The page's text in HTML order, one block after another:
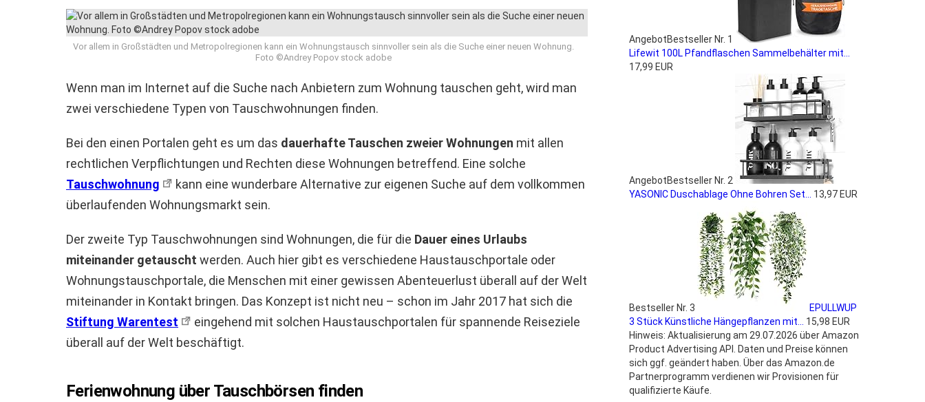
Vor allem in Großstädten und Metropolregionen kann ein Wohnungstausch sinnvoller sein als die Suche einer neuen Wohnung.
Foto ©Andrey Popov stock adobe
Wenn man im Internet auf die Suche nach Anbietern zum Wohnung tauschen geht, wird man
zwei verschiedene Typen von Tauschwohnungen finden.
Bei den einen Portalen geht es um das dauerhafte Tauschen zweier Wohnungen mit allen
rechtlichen Verpflichtungen und Rechten diese Wohnungen betreffend. Eine solche
Tauschwohnung
kann eine wunderbare Alternative zur eigenen Suche auf dem vollkommen
überlaufenden Wohnungsmarkt sein.
Der zweite Typ Tauschwohnungen sind Wohnungen, die für die Dauer eines Urlaubs
miteinander getauscht werden. Auch hier gibt es verschiedene Haustauschportale oder
Wohnungstauschportale, die Menschen mit einer gewissen Abenteuerlust überall auf der Welt
miteinander in Kontakt bringen. Das Konzept ist nicht neu – schon im Jahr 2017 hat sich die
Stiftung Warentest
eingehend mit solchen Haustauschportalen für spannende Reiseziele
überall auf der Welt beschäftigt.
Ferienwohnung über Tauschbörsen finden
AngebotBestseller Nr. 1
Lifewit 100L Pfandflaschen Sammelbehälter mit...
17,99 EUR
AngebotBestseller Nr. 2
YASONIC Duschablage Ohne Bohren Set...
13,97 EUR
Bestseller Nr. 3
EPULLWUP
3 Stück Künstliche Hängepflanzen mit...
15,98 EUR
Hinweis: Aktualisierung am 29.07.2026 über Amazon
Product Advertising API. Daten und Preise können
sich ggf. geändert haben. Über das Amazon.de
Partnerprogramm verdienen wir Provisionen für
qualifizierte Käufe.